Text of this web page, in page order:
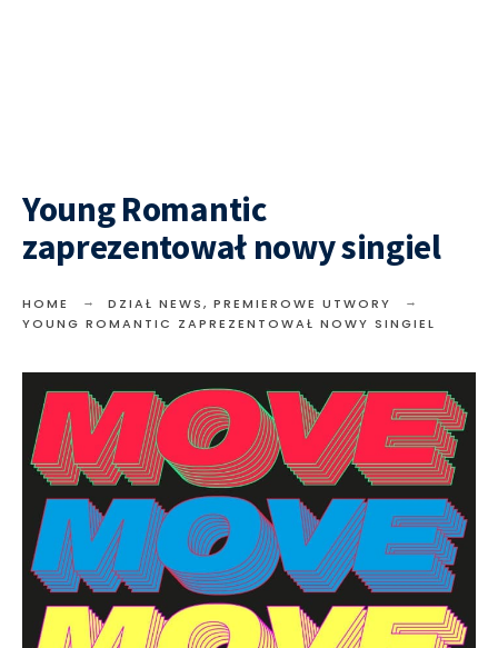
Young Romantic
zaprezentował nowy singiel
HOME DZIAŁ NEWS, PREMIEROWE UTWORY
YOUNG ROMANTIC ZAPREZENTOWAŁ NOWY SINGIEL